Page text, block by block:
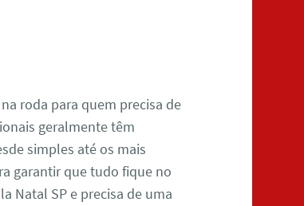
roda para quem precisa de
geralmente têm
simples até os mais
garantir que tudo fique no
Natal SP e precisa de uma